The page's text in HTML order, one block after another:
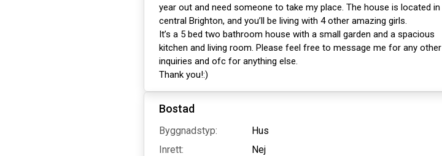
year out and need someone to take my place. The house is located in
central Brighton, and you’ll be living with 4 other amazing girls.
It’s a 5 bed two bathroom house with a small garden and a spacious
kitchen and living room. Please feel free to message me for any other
inquiries and ofc for anything else.
Thank you!:)
Bostad
Byggnadstyp:
Hus
Inrett:
Nej